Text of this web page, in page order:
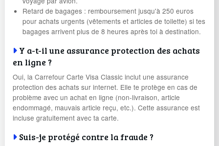
Retard de bagages : remboursement jusqu'à 250 euros
pour achats urgents (vêtements et articles de toilette) si tes
bagages arrivent plus de 8 heures après toi à destination.
Y a-t-il une assurance protection des achats
en ligne ?
Oui, la Carrefour Carte Visa Classic inclut une assurance
protection des achats sur internet. Elle te protège en cas de
problème avec un achat en ligne (non-livraison, article
endommagé, mauvais article reçu, etc.). Cette assurance est
incluse gratuitement avec ta carte.
Suis-je protégé contre la fraude ?